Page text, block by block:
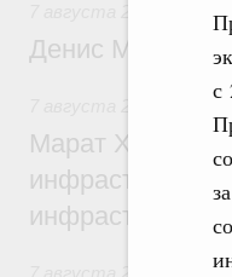
с
Денис
Марат